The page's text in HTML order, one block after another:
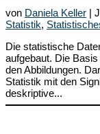
von Daniela Keller |
Statistik,
Die statistische
aufgebaut. Die
den Abbildungen.
Statistik mit den
deskriptive...